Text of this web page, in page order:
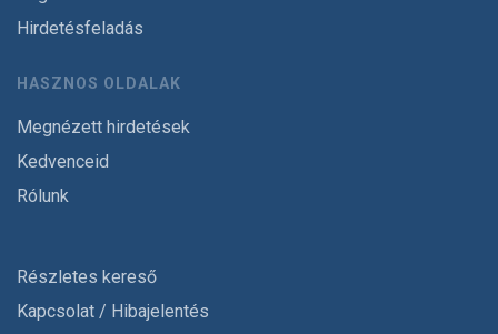
Hirdetésfeladás
HASZNOS OLDALAK
Megnézett hirdetések
Kedvenceid
Rólunk
Részletes kereső
Kapcsolat / Hibajelentés